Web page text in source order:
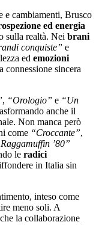
e cambiamenti, Brusco
ed energia
sulla realtà. Nei brani
conquiste” e
ed emozioni
connessione sincera
, “Orologio” e “Un
anche il
Non manca però
come “Croccante”,
’80”
le radici
in Italia sin
inteso come
meno soli. A
la collaborazione